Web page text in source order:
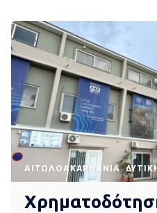
AΙΤΩΛΟΑΚΑΡΝΑΝΊΑ